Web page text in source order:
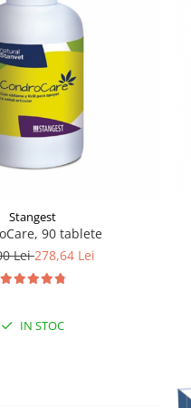
Stangest
90 tablete
Lei278,64 Lei
IN STOC